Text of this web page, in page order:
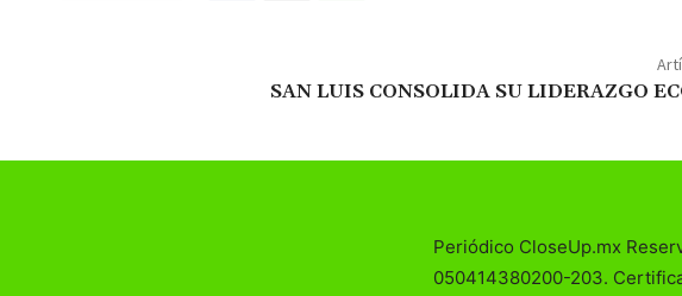
SAN LUIS CONSOLIDA SU LIDERAZGO
Periódico CloseUp.mx
050414380200-203.